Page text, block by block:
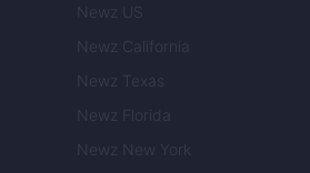
Newz US
Newz California
Newz Texas
Newz Florida
Newz New York